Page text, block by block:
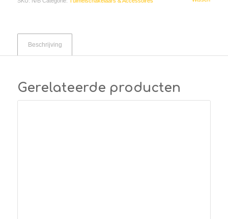
Beschrijving
Gerelateerde producten